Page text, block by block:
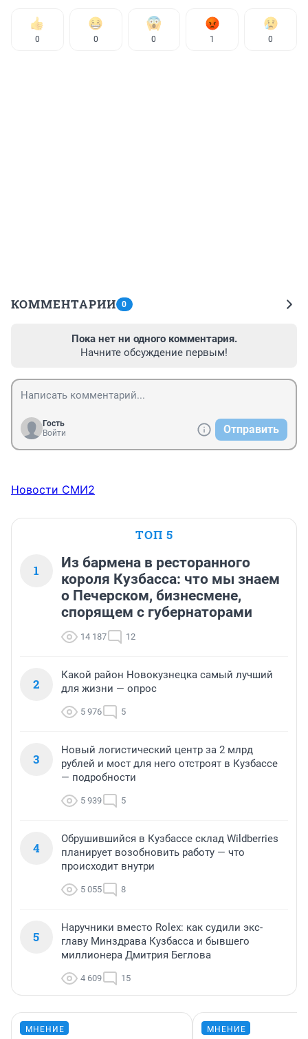
0 0 0 1 0
КОММЕНТАРИИ 0
Пока нет ни одного комментария.
Начните обсуждение первым!
Гость
Войти
Отправить
Новости СМИ2
ТОП 5
1
Из бармена в ресторанного
короля Кузбасса: что мы знаем
о Печерском, бизнесмене,
спорящем с губернаторами
14 187 12
2
Какой район Новокузнецка самый лучший
для жизни — опрос
5 976 5
3
Новый логистический центр за 2 млрд
рублей и мост для него отстроят в Кузбассе
— подробности
5 939 5
4
Обрушившийся в Кузбассе склад Wildberries
планирует возобновить работу — что
происходит внутри
5 055 8
5
Наручники вместо Rolex: как судили экс-
главу Минздрава Кузбасса и бывшего
миллионера Дмитрия Беглова
4 609 15
МНЕНИЕ МНЕНИЕ